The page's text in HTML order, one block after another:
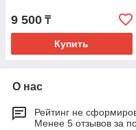
9 500 ₸
Купить
О нас
Рейтинг не
Менее 5 отзывов за